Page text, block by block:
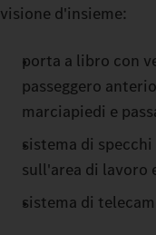
visione d'insieme:
porta a libro con
passeggero
marciapiedi e
sistema di
sull'area di lavoro
sistema di